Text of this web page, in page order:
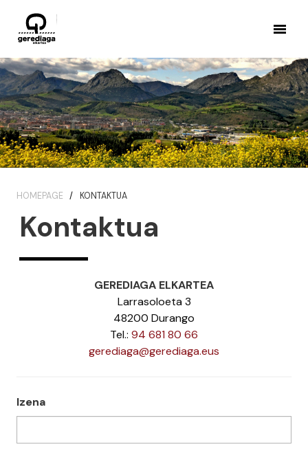
HOMEPAGE KONTAKTUA
Kontaktua
GEREDIAGA ELKARTEA
Larrasoloeta 3
48200 Durango
Tel.: 94 681 80 66
gerediaga@gerediaga.eus
Izena